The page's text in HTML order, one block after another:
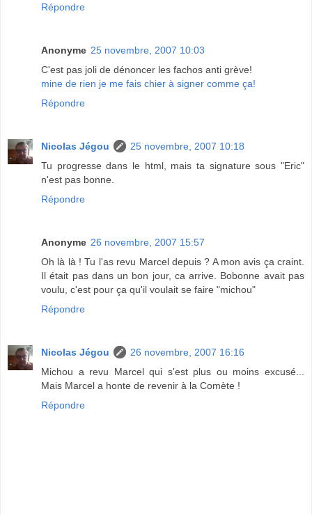
Répondre
Anonyme 25 novembre, 2007 10:03
C'est pas joli de dénoncer les fachos anti grève!
mine de rien je me fais chier à signer comme ça!
Répondre
Nicolas Jégou
25 novembre, 2007 10:18
Tu progresse dans le html, mais ta signature sous "Eric"
n'est pas bonne.
Répondre
Anonyme 26 novembre, 2007 15:57
Oh là là ! Tu l'as revu Marcel depuis ? A mon avis ça craint.
Il était pas dans un bon jour, ca arrive. Bobonne avait pas
voulu, c'est pour ça qu'il voulait se faire "michou"
Répondre
Nicolas Jégou
26 novembre, 2007 16:16
Michou a revu Marcel qui s'est plus ou moins excusé...
Mais Marcel a honte de revenir à la Comète !
Répondre